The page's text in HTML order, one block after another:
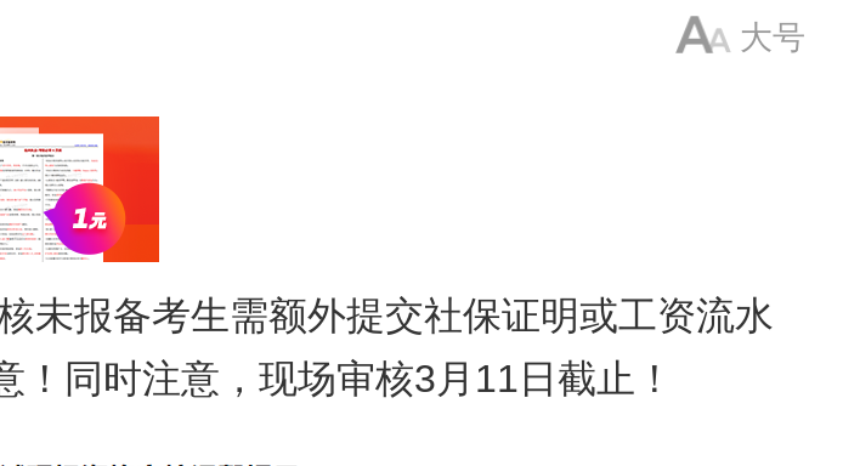
大号
未报备考生需额外提交社保证明或工资流水
同时注意，现场审核3月11日截止！